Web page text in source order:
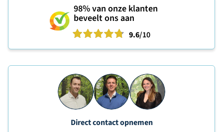
98%van onze klanten
beveelt ons aan
9.6/10
Direct contact opnemen